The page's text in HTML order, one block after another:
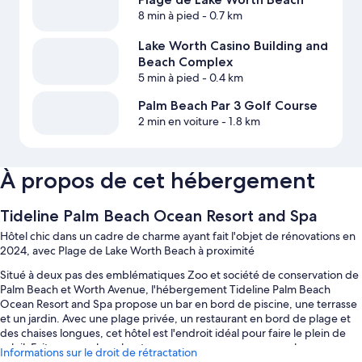
8 min à pied - 0.7 km
Lake Worth Casino Building and
Beach Complex
5 min à pied - 0.4 km
Palm Beach Par 3 Golf Course
2 min en voiture- 1.8 km
À propos de cet hébergement
Tideline Palm Beach Ocean Resort and Spa
Hôtel chic dans un cadre de charme ayant fait l'objet de rénovations en
2024, avec Plage de Lake Worth Beach à proximité
Situé à deux pas des emblématiques Zoo et société de conservation de
Palm Beach et Worth Avenue, l'hébergement Tideline Palm Beach
Ocean Resort and Spa propose un bar en bord de piscine, une terrasse
et un jardin. Avec une plage privée, un restaurant en bord de plage et
des chaises longues, cet hôtel est l'endroit idéal pour faire le plein de
soleil. Faites-vous chouchouter avec un gommage corporel, un massage
Informations sur le droit de rétractation